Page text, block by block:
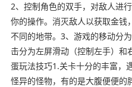
2、控制角色的双手，对敌人进
你的操作。消灭敌人以获取金钱
不同的地带。3、游戏的移动分
击分为左屏滑动（控制左手）
蛋玩法技巧1.关卡十分的丰富，
怪异的怪物，有的是大腹便便的